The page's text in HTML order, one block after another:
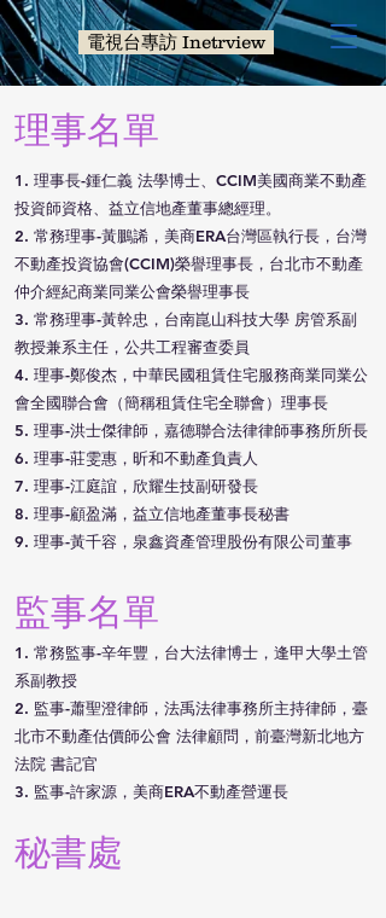
電視台專訪 Inetrview
理事名單
1. 理事長-鍾仁義 法學博士、CCIM美國商業不動產
投資師資格、益立信地產董事總經理。
2. 常務理事-黃鵬䛥，美商ERA台灣區執行長，台灣
不動產投資協會(CCIM)榮譽理事長，台北市不動產
仲介經紀商業同業公會榮譽理事長
3. 常務理事-黃幹忠，台南崑山科技大學 房管系副
教授兼系主任，公共工程審查委員
4. 理事-鄭俊杰，中華民國租賃住宅服務商業同業公
會全國聯合會（簡稱租賃住宅全聯會）理事長
5. 理事-洪士傑律師，嘉德聯合法律律師事務所所長
6. 理事-莊雯惠，昕和不動產負責人
7. 理事-江庭誼，欣耀生技副研發長
8. 理事-顧盈滿，益立信地產董事長秘書
9. 理事-黃千容，泉鑫資產管理股份有限公司董事
1. 常務監事-辛年豐，台大法律博士，逢甲大學土管
系副教授
2. 監事-蕭聖澄律師，法禹法律事務所主持律師，臺
北市不動產估價師公會 法律顧問，前臺灣新北地方
法院 書記官
3. 監事-許家源，美商ERA不動產營運長
​監事名單
秘書處